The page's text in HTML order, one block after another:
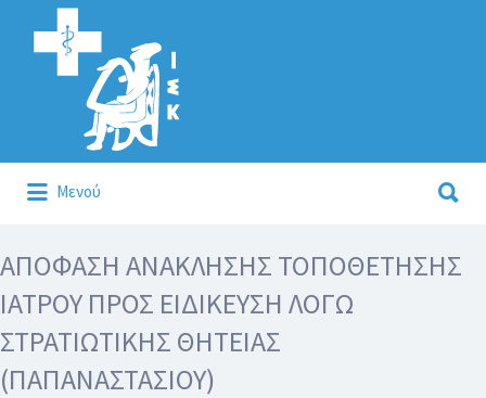
Αναζήτηση
για:
Μενού
για:
ΑΠΟΦΑΣΗ ΑΝΑΚΛΗΣΗΣ ΤΟΠΟΘΕΤΗΣΗΣ
ΙΑΤΡΟΥ ΠΡΟΣ ΕΙΔΙΚΕΥΣΗ ΛΟΓΩ
ΣΤΡΑΤΙΩΤΙΚΗΣ ΘΗΤΕΙΑΣ
(ΠΑΠΑΝΑΣΤΑΣΙΟΥ)